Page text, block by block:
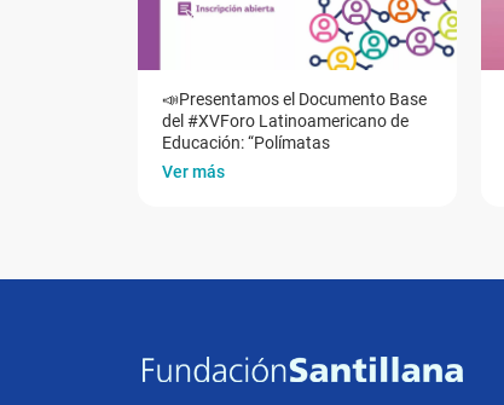
📣Presentamos el Documento Base
del #XVForo Latinoamericano de
Educación: “Polímatas
Ver más